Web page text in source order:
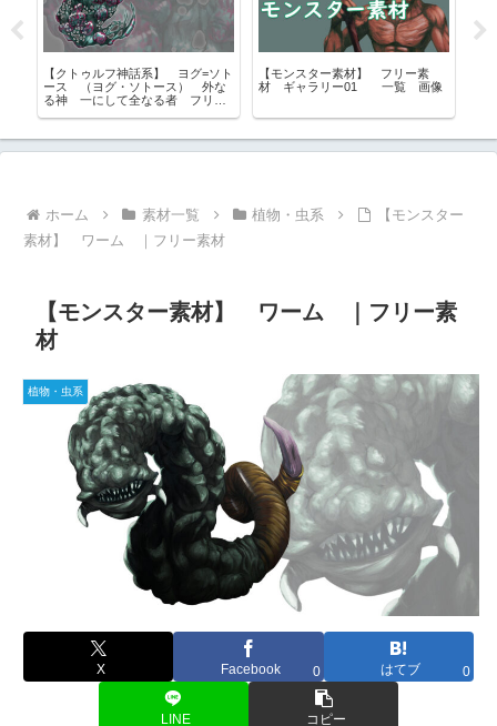
【クトゥルフ神話系】 ヨグ=ソト
ース （ヨグ・ソトース） 外な
る神 一にして全なる者 フリー
【モンスター素材】 フリー素
材 ギャラリー01 一覧 画像
ホーム 素材一覧 植物・虫系
【モンスター
素材】 ワーム ｜フリー素材
【モンスター素材】 ワーム ｜フリー素
材
植物・虫系
X Facebook 0 はてブ 0
LINE コピー